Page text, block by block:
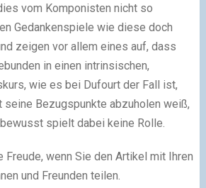
vom Komponisten nicht so
Gedankenspiele wie diese doch
zeigen vor allem eines auf, dass
in einen intrinsischen,
wie es bei Dufourt der Fall ist,
Bezugspunkte abzuholen weiß,
spielt dabei keine Rolle.
Freude, wenn Sie den Artikel mit Ihren
und Freunden teilen.